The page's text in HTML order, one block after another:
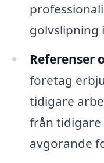
golvslipning
Referenser
företag
tidigare
från tidigare
avgörande